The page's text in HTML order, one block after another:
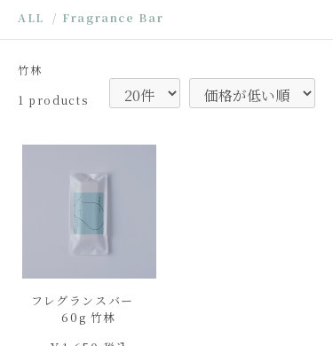
ALL / Fragrance Bar
竹林
1 products
フレグランスバー
60g 竹林